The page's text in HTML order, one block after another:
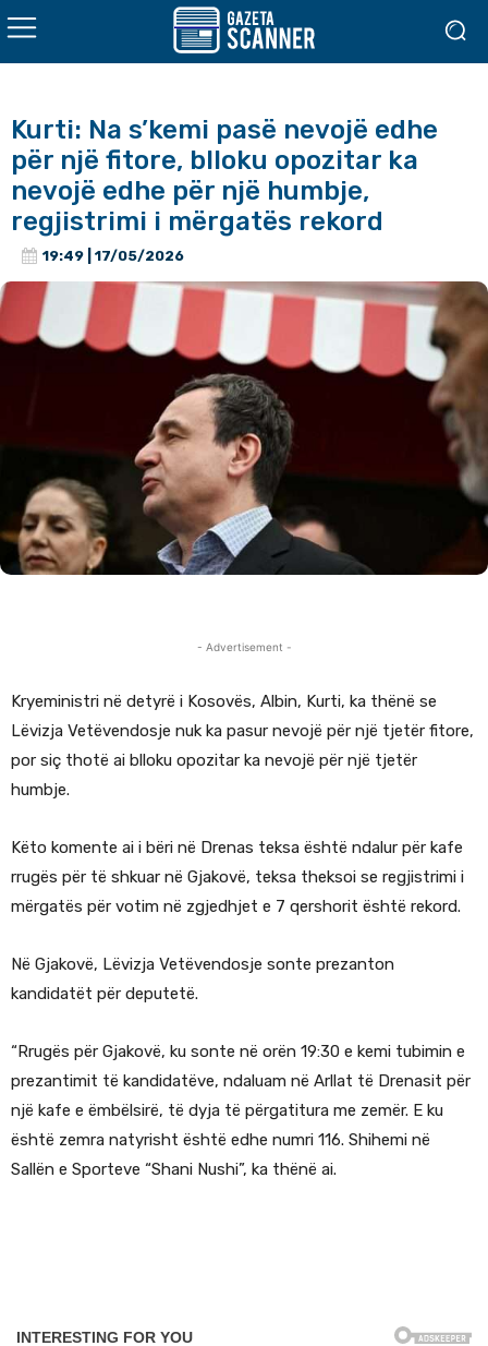
Kurti: Na s’kemi pasë nevojë edhe
për një fitore, blloku opozitar ka
nevojë edhe për një humbje,
regjistrimi i mërgatës rekord
19:49 | 17/05/2026
- Advertisement -
Kryeministri në detyrë i Kosovës, Albin, Kurti, ka thënë se
Lëvizja Vetëvendosje nuk ka pasur nevojë për një tjetër fitore,
por siç thotë ai blloku opozitar ka nevojë për një tjetër
humbje.
Këto komente ai i bëri në Drenas teksa është ndalur për kafe
rrugës për të shkuar në Gjakovë, teksa theksoi se regjistrimi i
mërgatës për votim në zgjedhjet e 7 qershorit është rekord.
Në Gjakovë, Lëvizja Vetëvendosje sonte prezanton
kandidatët për deputetë.
“Rrugës për Gjakovë, ku sonte në orën 19:30 e kemi tubimin e
prezantimit të kandidatëve, ndaluam në Arllat të Drenasit për
një kafe e ëmbëlsirë, të dyja të përgatitura me zemër. E ku
është zemra natyrisht është edhe numri 116. Shihemi në
Sallën e Sporteve “Shani Nushi”, ka thënë ai.